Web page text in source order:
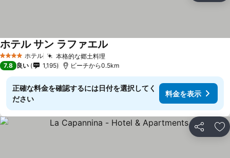
4 ホテルのランク
ホテル 本格的な郷土料理
ホテル サン ラファエル
7.8 良い 1,195 ビーチから0.5km
正確な料金を確認するには日付を選択してく
ださい
料金を表示
シェア お